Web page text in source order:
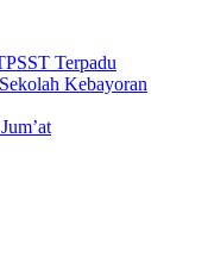
Terpadu
Kebayoran